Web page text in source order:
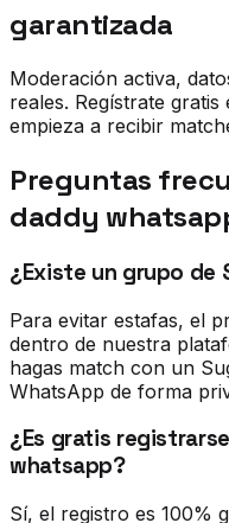
garantizada
Moderación activa,
reales. Regístrate
empieza a recibir
Preguntas
daddy
¿Existe un grupo de
Para evitar estafas, el
dentro de nuestra
hagas match con un
WhatsApp de forma
¿Es gratis
whatsapp?
Sí, el registro es 100%